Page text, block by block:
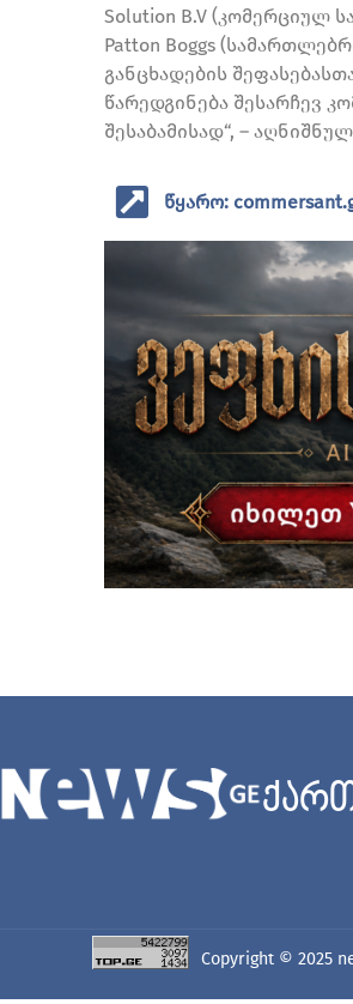
Solution B.V (კომერციულ
Patton Boggs
განცხადების
წარედგინება შესარჩევ
შესაბამისად“, –
წყარო:
Copyright © 2025